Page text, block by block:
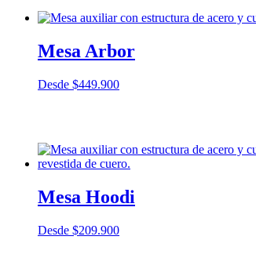
Mesa Arbor
Desde $449.900
Mesa Hoodi
Desde $209.900